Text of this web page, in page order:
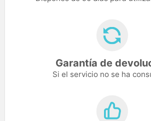
Garantía de
Si el servicio no se ha